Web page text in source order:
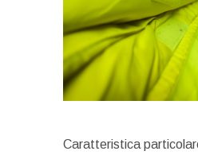
Caratteristica